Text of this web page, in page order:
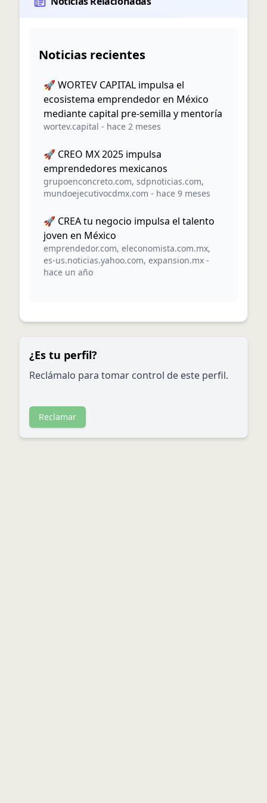
Noticias recientes
🚀 WORTEV CAPITAL impulsa el
ecosistema emprendedor en México
mediante capital pre-semilla y mentoría
wortev.capital - hace 2 meses
🚀 CREO MX 2025 impulsa
emprendedores mexicanos
grupoenconcreto.com, sdpnoticias.com,
mundoejecutivocdmx.com - hace 9 meses
🚀 CREA tu negocio impulsa el talento
joven en México
emprendedor.com, eleconomista.com.mx,
es-us.noticias.yahoo.com, expansion.mx -
hace un año
¿Es tu perfil?
Reclámalo para tomar control de este perfil.
Reclamar